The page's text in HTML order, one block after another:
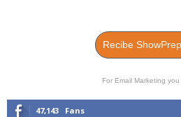
Recibe
For Email Marketing
47,143 Fans